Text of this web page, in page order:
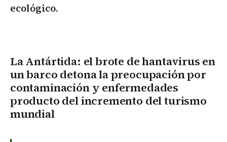
ecológico.
La Antártida: el brote de hantavirus en
un barco detona la preocupación por
contaminación y enfermedades
producto del incremento del turismo
mundial